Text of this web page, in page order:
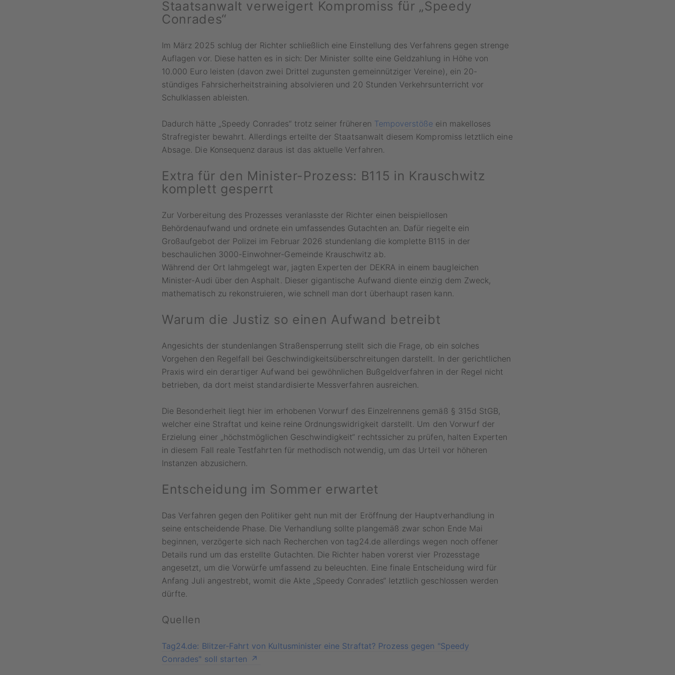
Staatsanwalt verweigert Kompromiss für „Speedy
Conrades“
Im März 2025 schlug der Richter schließlich eine Einstellung des Verfahrens gegen strenge
Auflagen vor. Diese hatten es in sich: Der Minister sollte eine Geldzahlung in Höhe von
10.000 Euro leisten (davon zwei Drittel zugunsten gemeinnütziger Vereine), ein 20-
stündiges Fahrsicherheitstraining absolvieren und 20 Stunden Verkehrsunterricht vor
Schulklassen ableisten.
Dadurch hätte „Speedy Conrades“ trotz seiner früheren Tempoverstöße ein makelloses
Strafregister bewahrt. Allerdings erteilte der Staatsanwalt diesem Kompromiss letztlich eine
Absage. Die Konsequenz daraus ist das aktuelle Verfahren.
Extra für den Minister-Prozess: B115 in Krauschwitz
komplett gesperrt
Zur Vorbereitung des Prozesses veranlasste der Richter einen beispiellosen
Behördenaufwand und ordnete ein umfassendes Gutachten an. Dafür riegelte ein
Großaufgebot der Polizei im Februar 2026 stundenlang die komplette B115 in der
beschaulichen 3000-Einwohner-Gemeinde Krauschwitz ab.
Während der Ort lahmgelegt war, jagten Experten der DEKRA in einem baugleichen
Minister-Audi über den Asphalt. Dieser gigantische Aufwand diente einzig dem Zweck,
mathematisch zu rekonstruieren, wie schnell man dort überhaupt rasen kann.
Warum die Justiz so einen Aufwand betreibt
Angesichts der stundenlangen Straßensperrung stellt sich die Frage, ob ein solches
Vorgehen den Regelfall bei Geschwindigkeitsüberschreitungen darstellt. In der gerichtlichen
Praxis wird ein derartiger Aufwand bei gewöhnlichen Bußgeldverfahren in der Regel nicht
betrieben, da dort meist standardisierte Messverfahren ausreichen.
Die Besonderheit liegt hier im erhobenen Vorwurf des Einzelrennens gemäß § 315d StGB,
welcher eine Straftat und keine reine Ordnungswidrigkeit darstellt. Um den Vorwurf der
Erzielung einer „höchstmöglichen Geschwindigkeit“ rechtssicher zu prüfen, halten Experten
in diesem Fall reale Testfahrten für methodisch notwendig, um das Urteil vor höheren
Instanzen abzusichern.
Entscheidung im Sommer erwartet
Das Verfahren gegen den Politiker geht nun mit der Eröffnung der Hauptverhandlung in
seine entscheidende Phase. Die Verhandlung sollte plangemäß zwar schon Ende Mai
beginnen, verzögerte sich nach Recherchen von tag24.de allerdings wegen noch offener
Details rund um das erstellte Gutachten. Die Richter haben vorerst vier Prozesstage
angesetzt, um die Vorwürfe umfassend zu beleuchten. Eine finale Entscheidung wird für
Anfang Juli angestrebt, womit die Akte „Speedy Conrades“ letztlich geschlossen werden
dürfte.
Quellen
Tag24.de: Blitzer-Fahrt von Kultusminister eine Straftat? Prozess gegen "Speedy
Conrades" soll starten